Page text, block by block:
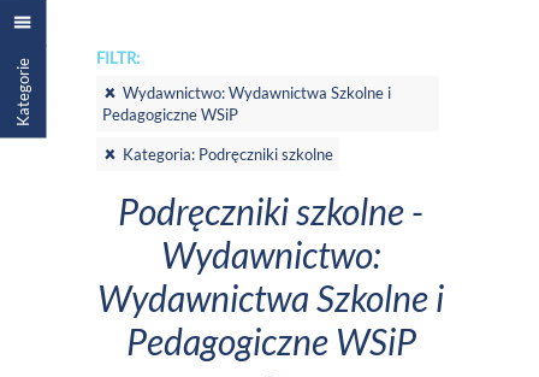
Kategorie
FILTR:
Wydawnictwo: Wydawnictwa Szkolne i
Pedagogiczne WSiP
Kategoria: Podręczniki szkolne
Podręczniki szkolne -
Wydawnictwo:
Wydawnictwa Szkolne i
Pedagogiczne WSiP